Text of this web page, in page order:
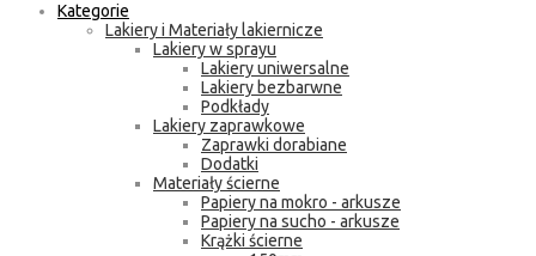
Kategorie
Lakiery i Materiały lakiernicze
Lakiery w sprayu
Lakiery uniwersalne
Lakiery bezbarwne
Podkłady
Lakiery zaprawkowe
Zaprawki dorabiane
Dodatki
Materiały ścierne
Papiery na mokro - arkusze
Papiery na sucho - arkusze
Krążki ścierne